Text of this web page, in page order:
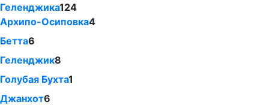
Геленджика124
Архипо-Осиповка4
Бетта6
Геленджик8
Голубая Бухта1
Джанхот6